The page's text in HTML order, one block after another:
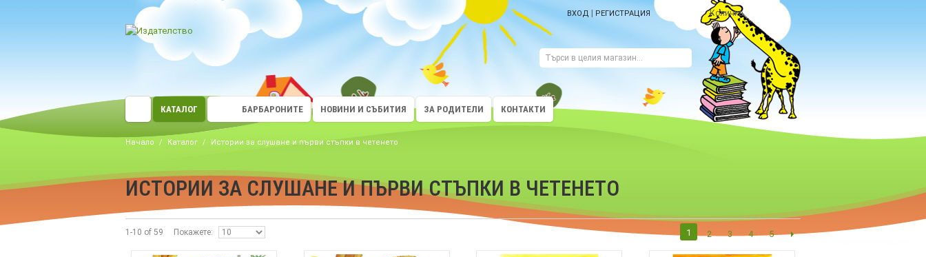
ВХОД | РЕГИСТРАЦИЯ Количка
КАТАЛОГ БАРБАРОНИТЕ НОВИНИ И СЪБИТИЯ ЗА РОДИТЕЛИ КОНТАКТИ
Начало / Каталог / Истории за слушане и първи стъпки в четенето
ИСТОРИИ ЗА СЛУШАНЕ И ПЪРВИ СТЪПКИ В ЧЕТЕНЕТО
1-10 of 59 Покажете 1 2 3 4 5